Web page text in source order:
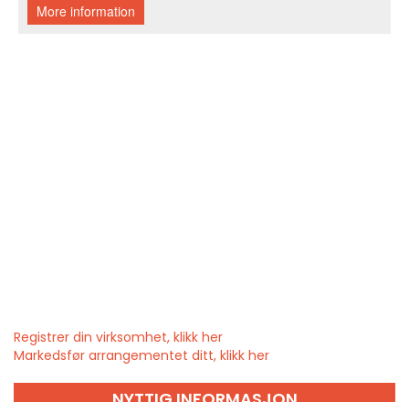
Registrer din virksomhet, klikk her
Markedsfør arrangementet ditt, klikk her